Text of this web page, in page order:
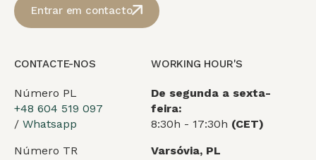
Entrar em contacto
CONTACTE-NOS
Número PL
+48 604 519 097
/ Whatsapp
Número TR
WORKING HOUR'S
De segunda a sexta-
feira:
8:30h - 17:30h (CET)
Varsóvia, PL